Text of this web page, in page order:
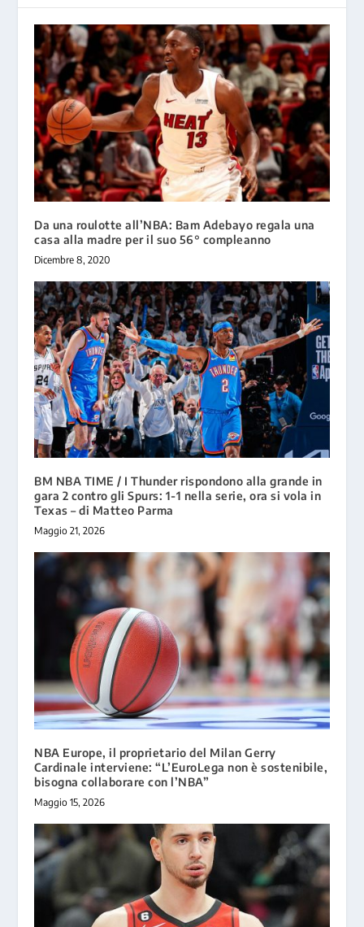
Da una roulotte all’NBA: Bam Adebayo regala una
casa alla madre per il suo 56° compleanno
Dicembre 8, 2020
BM NBA TIME / I Thunder rispondono alla grande in
gara 2 contro gli Spurs: 1-1 nella serie, ora si vola in
Texas – di Matteo Parma
Maggio 21, 2026
NBA Europe, il proprietario del Milan Gerry
Cardinale interviene: “L’EuroLega non è sostenibile,
bisogna collaborare con l’NBA”
Maggio 15, 2026